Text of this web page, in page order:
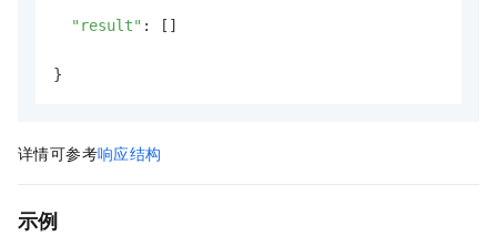
"result" : []
详情可参考响应结构
示例